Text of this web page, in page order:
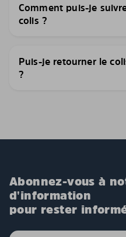
Comment puis-je
colis ?
Puis-je retourner le
?
Abonnez-vous à
d'information
pour rester